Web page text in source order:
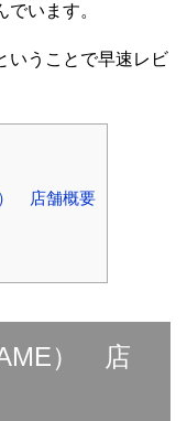
います。
いうことで早速レビ
） 店舗概要
） 店